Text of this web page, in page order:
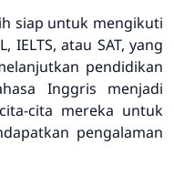
siap untuk mengikuti
IELTS, atau SAT, yang
pendidikan
Inggris menjadi
cita mereka untuk
pengalaman